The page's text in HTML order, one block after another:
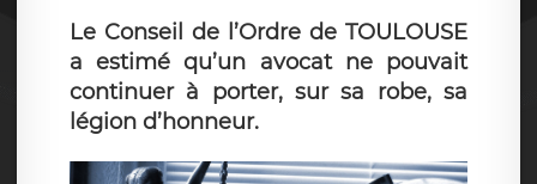
Le Conseil de l’Ordre de TOULOUSE
a estimé qu’un avocat ne pouvait
continuer à porter, sur sa robe, sa
légion d’honneur.